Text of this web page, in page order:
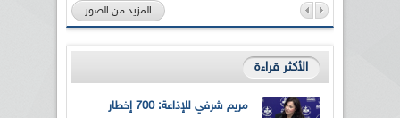
المزيد من الصور
الأكثر قراءة
مريم شرفي للإذاعة: 700 إخطار